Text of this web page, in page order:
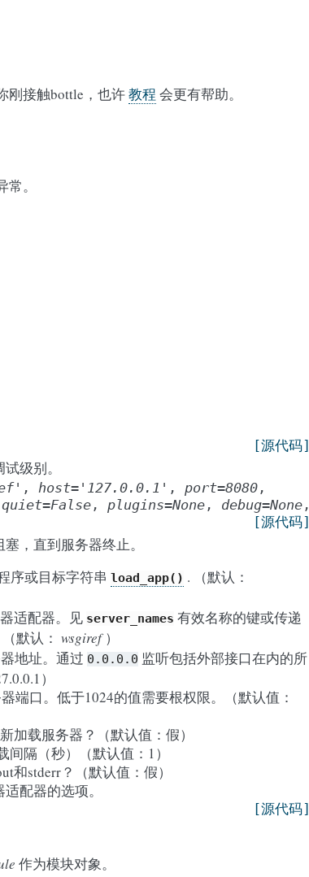
刚接触bottle，也许教程 会更有帮助。
。
[源代码]
级别。
, host= '127.0.0.1' , port=8080 ,
quiet=False , plugins=None , debug=None ,
[源代码]
，直到服务器终止。
序或目标字符串 load_app() . （默认：
适配器。见 server_names 有效名称的键或传递
默认： wsgiref）
地址。通过 0.0.0.0 监听包括外部接口在内的所
）
端口。低于1024的值需要根权限。（默认值：
加载服务器？（默认值：假）
间隔（秒）（默认值：1）
和stderr？（默认值：假）
配器的选项。
[源代码]
作为模块对象。